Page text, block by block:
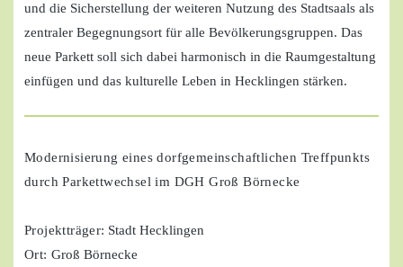
und die Sicherstellung der weiteren Nutzung des Stadtsaals als
zentraler Begegnungsort für alle Bevölkerungsgruppen. Das
neue Parkett soll sich dabei harmonisch in die Raumgestaltung
einfügen und das kulturelle Leben in Hecklingen stärken.
Modernisierung eines dorfgemeinschaftlichen Treffpunkts
durch Parkettwechsel im DGH Groß Börnecke
Projektträger: Stadt Hecklingen
Ort: Groß Börnecke